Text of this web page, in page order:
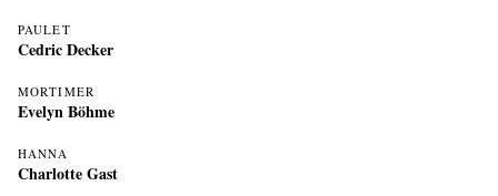
PAULET
Cedric Decker
MORTIMER
Evelyn Böhme
HANNA
Charlotte Gast